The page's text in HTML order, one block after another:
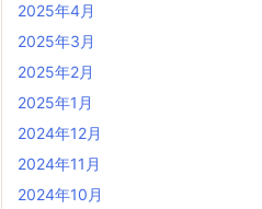
2025年4月
2025年3月
2025年2月
2025年1月
2024年12月
2024年11月
2024年10月